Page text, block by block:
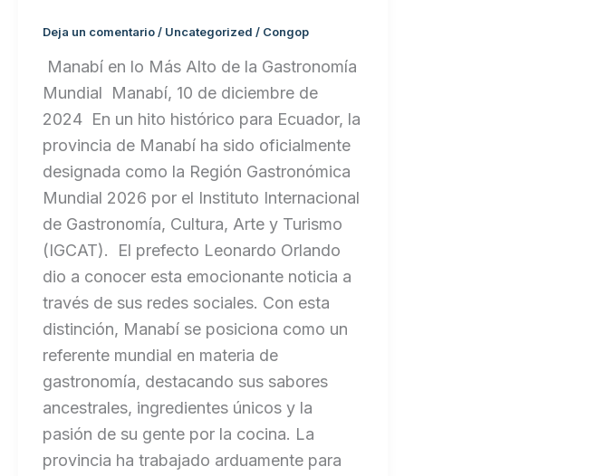
Deja un comentario / Uncategorized / Congop
Manabí en lo Más Alto de la Gastronomía
Mundial Manabí, 10 de diciembre de
2024 En un hito histórico para Ecuador, la
provincia de Manabí ha sido oficialmente
designada como la Región Gastronómica
Mundial 2026 por el Instituto Internacional
de Gastronomía, Cultura, Arte y Turismo
(IGCAT). El prefecto Leonardo Orlando
dio a conocer esta emocionante noticia a
través de sus redes sociales. Con esta
distinción, Manabí se posiciona como un
referente mundial en materia de
gastronomía, destacando sus sabores
ancestrales, ingredientes únicos y la
pasión de su gente por la cocina. La
provincia ha trabajado arduamente para